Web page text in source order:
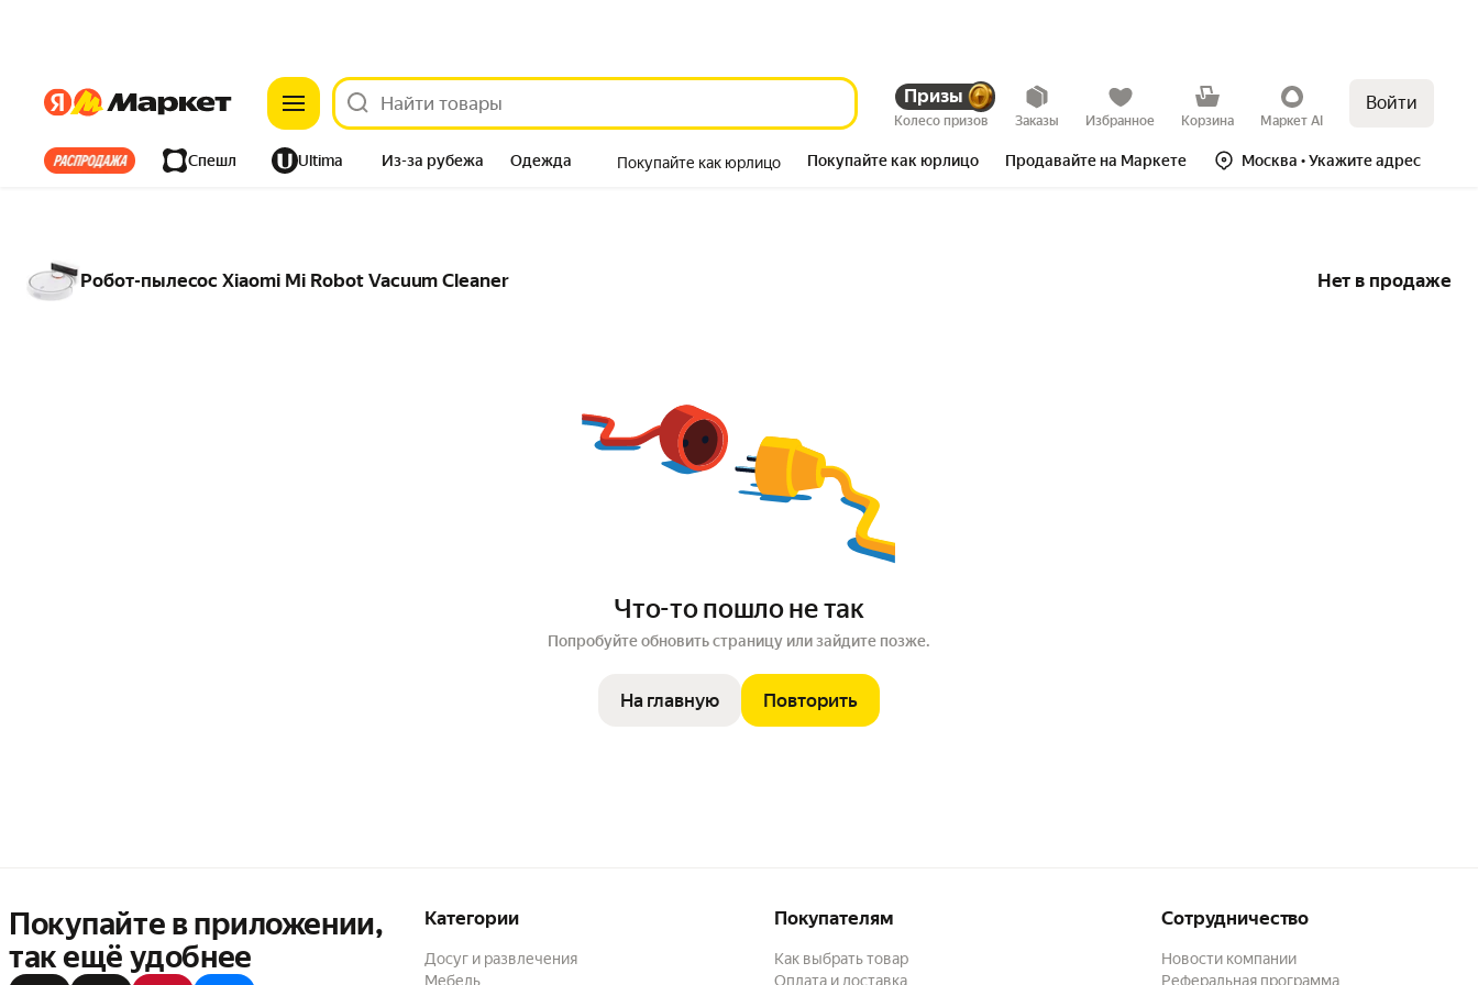
ЯндексЯндекс Призы
Колесо призов Заказы Избранное Корзина Маркет AI
Войти
Все хиты Спешл Ultima Из-за рубежа Одежда Покупайте как юрлицо Покупайте как юрлицо Продавайте на Маркете Москва • Укажите адрес
Робот-пылесос Xiaomi Mi Robot Vacuum Cleaner Нет в продаже
Что-то пошло не так
Попробуйте обновить страницу или зайдите позже.
На главную Повторить
Покупайте в приложении,
так ещё удобнее
Категории
Досуг и развлечения
Мебель
Покупателям
Как выбрать товар
Оплата и доставка
Сотрудничество
Новости компании
Реферальная программа